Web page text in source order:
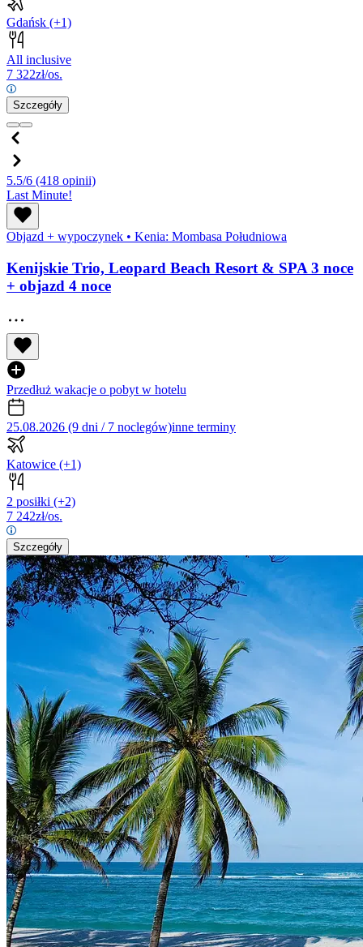
Gdańsk (+1)
All inclusive
7 322zł/os.
Szczegóły
5.5/6 (418 opinii)
Last Minute!
Objazd + wypoczynek • Kenia: Mombasa Południowa
Kenijskie Trio, Leopard Beach Resort & SPA 3 noce
+ objazd 4 noce
Przedłuż wakacje o pobyt w hotelu
25.08.2026 (9 dni / 7 noclegów)inne terminy
Katowice (+1)
2 posiłki (+2)
7 242zł/os.
Szczegóły